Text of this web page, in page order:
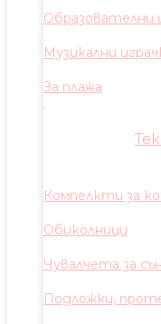
Образователни
Музикални
За плажа
Компелкти за
Обиколници
Чувалчета за сън
Подложки,